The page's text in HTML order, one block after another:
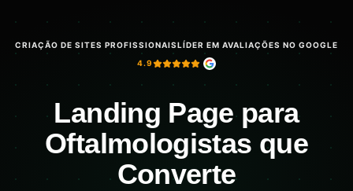
CRIAÇÃO DE SITES PROFISSIONAISLÍDER EM AVALIAÇÕES NO GOOGLE
4.9
Landing Page para
Oftalmologistas que
Converte